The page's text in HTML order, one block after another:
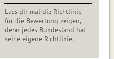
Lass dir mal die Richtlinie
für die Bewertung zeigen,
denn jedes Bundesland hat
seine eigene Richtlinie.